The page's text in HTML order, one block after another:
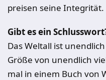
preisen seine Integrität.
Gibt es ein
Das Weltall ist
Größe von unendlich
mal in einem Buch von